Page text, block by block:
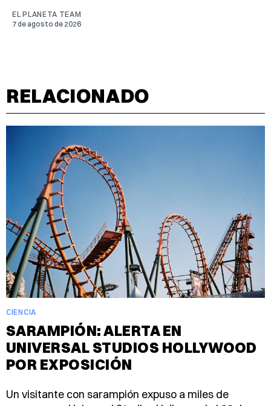
EL PLANETA TEAM
7 de agosto de 2026
RELACIONADO
CIENCIA
SARAMPIÓN: ALERTA EN
UNIVERSAL STUDIOS HOLLYWOOD
POR EXPOSICIÓN
Un visitante con sarampión expuso a miles de